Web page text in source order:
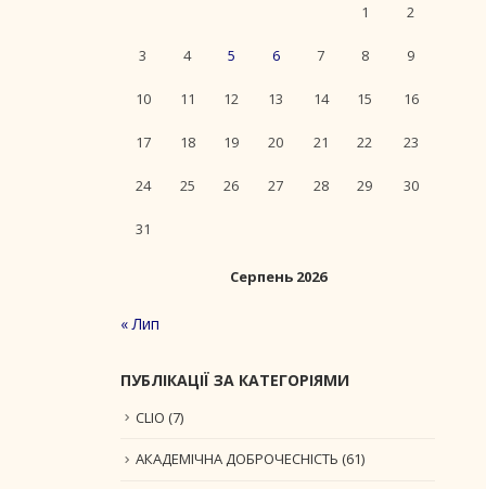
Серпень 2026
1 2
3 4 5 6 7 8 9
10 11 12 13 14 15 16
17 18 19 20 21 22 23
24 25 26 27 28 29 30
31
« Лип
ПУБЛІКАЦІЇ ЗА КАТЕГОРІЯМИ
CLIO (7)
АКАДЕМІЧНА ДОБРОЧЕСНІСТЬ (61)